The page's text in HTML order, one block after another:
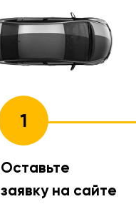
Оставьте
заявку на сайте
1